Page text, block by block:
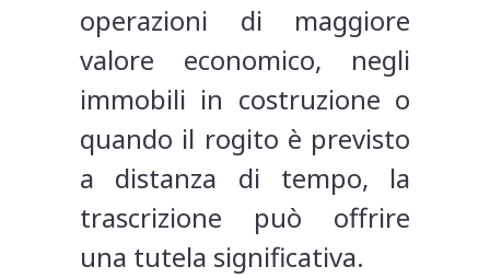
operazioni di maggiore
valore economico, negli
immobili in costruzione o
quando il rogito è previsto
a distanza di tempo, la
trascrizione può offrire
una tutela significativa.